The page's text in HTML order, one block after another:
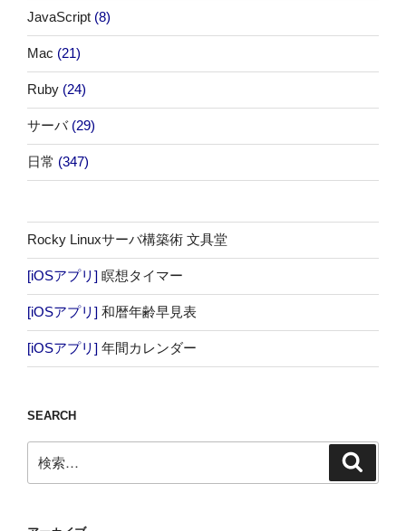
JavaScript (8)
Mac (21)
Ruby (24)
サーバ(29)
日常 (347)
Rocky Linuxサーバ構築術 文具堂
[iOSアプリ] 瞑想タイマー
[iOSアプリ] 和暦年齢早見表
[iOSアプリ] 年間カレンダー
SEARCH
索: